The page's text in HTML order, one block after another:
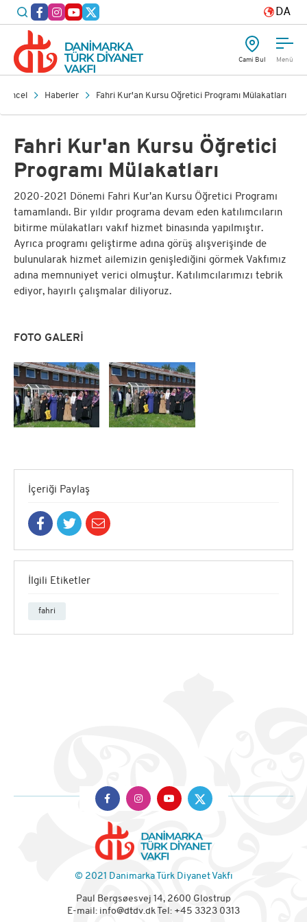
DA
Menü
Cami Bul
Güncel Haberler Fahri Kur'an Kursu Öğretici Programı Mülakatları
Fahri Kur'an Kursu Öğretici
Programı Mülakatları
2020-2021 Dönemi Fahri Kur'an Kursu Öğretici Programı
tamamlandı. Bir yıldır programa devam eden katılımcıların
bitirme mülakatları vakıf hizmet binasında yapılmıştır.
Ayrıca programı geliştirme adına görüş alışverişinde de
bulunularak hizmet ailemizin genişlediğini görmek Vakfımız
adına memnuniyet verici olmuştur. Katılımcılarımızı tebrik
ediyor, hayırlı çalışmalar diliyoruz.
FOTO GALERİ
İçeriği Paylaş
İlgili Etiketler
fahri
© 2021 Danimarka Türk Diyanet Vakfı
Paul Bergsøesvej 14, 2600 Glostrup
E-mail: info@dtdv.dk Tel: +45 3323 0313